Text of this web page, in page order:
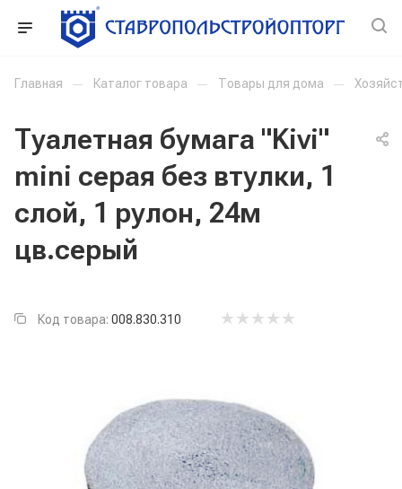
Главная — Каталог товара — Товары для дома —
Туалетная бумага "Kivi"
mini серая без втулки, 1
слой, 1 рулон, 24м
цв.серый
Код товара: 008.830.310